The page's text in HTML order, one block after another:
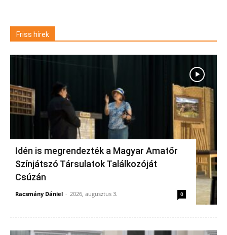
Friss hírek
Idén is megrendezték a Magyar Amatőr
Színjátszó Társulatok Találkozóját
Csúzán
Racsmány Dániel - 2026, augusztus 3. 0